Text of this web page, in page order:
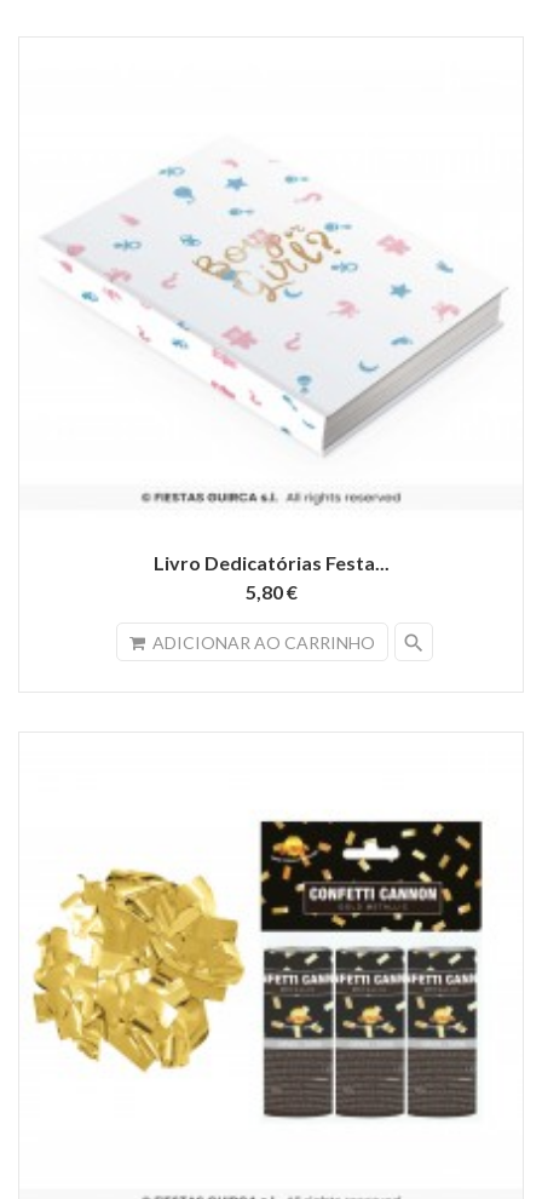
Livro Dedicatórias Festa...
5,80 €
ADICIONAR AO CARRINHO search